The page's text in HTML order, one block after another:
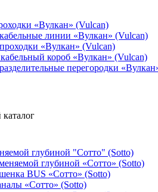
«Вулкан» (Vulcan)
линии «Вулкан» (Vulcan)
«Вулкан» (Vulcan)
короб «Вулкан» (Vulcan)
перегородки
глубиной "Сотто" (Sotto)
глубиной «Сотто» (Sotto)
BUS «Сотто» (Sotto)
«Сотто» (Sotto)